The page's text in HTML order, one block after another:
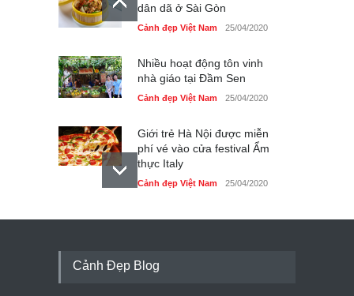
dân dã ở Sài Gòn
Cảnh đẹp Việt Nam 25/04/2020
Nhiều hoạt động tôn vinh
nhà giáo tại Đầm Sen
Cảnh đẹp Việt Nam 25/04/2020
Giới trẻ Hà Nội được miễn
phí vé vào cửa festival Ẩm
thực Italy
Cảnh đẹp Việt Nam 25/04/2020
Tam giác mạch khoe sắc
Cảnh Đẹp Blog